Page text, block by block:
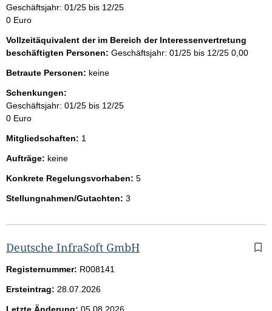
Geschäftsjahr: 01/25 bis 12/25
0 Euro
Vollzeitäquivalent der im Bereich der Interessenvertretung
beschäftigten Personen: Geschäftsjahr: 01/25 bis 12/25 0,00
Betraute Personen: keine
Schenkungen:
Geschäftsjahr: 01/25 bis 12/25
0 Euro
Mitgliedschaften: 1
Aufträge: keine
Konkrete Regelungsvorhaben: 5
Stellungnahmen/Gutachten: 3
Deutsche InfraSoft GmbH
Registernummer: R008141
Ersteintrag: 28.07.2026
Letzte Änderung: 05.08.2026